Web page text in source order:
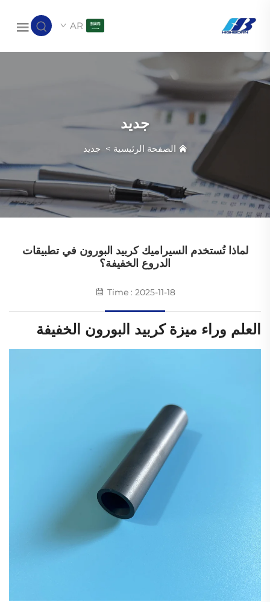
AR
جديد
الصفحة الرئيسية > جديد
لماذا تُستخدم السيراميك كربيد البورون في تطبيقات
الدروع الخفيفة؟
Time : 2025-11-18
العلم وراء ميزة كربيد البورون الخفيفة